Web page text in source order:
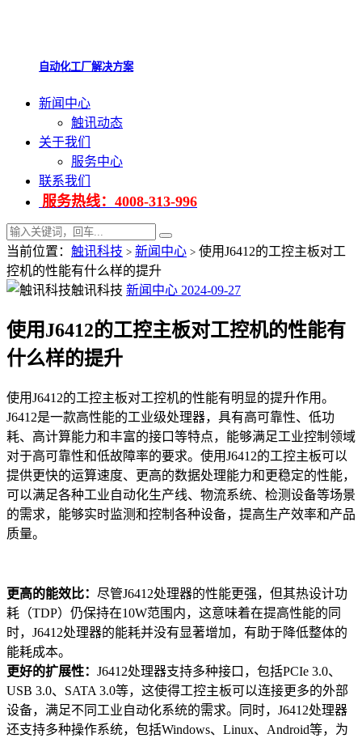
自动化工厂解决方案
新闻中心
触讯动态
关于我们
服务中心
联系我们
服务热线：4008-313-996
当前位置： 触讯科技 > 新闻中心 > 使用J6412的工控主板对工
控机的性能有什么样的提升
触讯科技 新闻中心 2024-09-27
使用J6412的工控主板对工控机的性能有
什么样的提升
使用J6412的工控主板对工控机的性能有明显的提升作用。
J6412是一款高性能的工业级处理器，具有高可靠性、低功
耗、高计算能力和丰富的接口等特点，能够满足工业控制领域
对于高可靠性和低故障率的要求。使用J6412的工控主板可以
提供更快的运算速度、更高的数据处理能力和更稳定的性能，
可以满足各种工业自动化生产线、物流系统、检测设备等场景
的需求，能够实时监测和控制各种设备，提高生产效率和产品
质量。
更高的能效比： 尽管J6412处理器的性能更强，但其热设计功
耗（TDP）仍保持在10W范围内，这意味着在提高性能的同
时，J6412处理器的能耗并没有显著增加，有助于降低整体的
能耗成本。
更好的扩展性： J6412处理器支持多种接口，包括PCIe 3.0、
USB 3.0、SATA 3.0等，这使得工控主板可以连接更多的外部
设备，满足不同工业自动化系统的需求。同时，J6412处理器
还支持多种操作系统，包括Windows、Linux、Android等，为